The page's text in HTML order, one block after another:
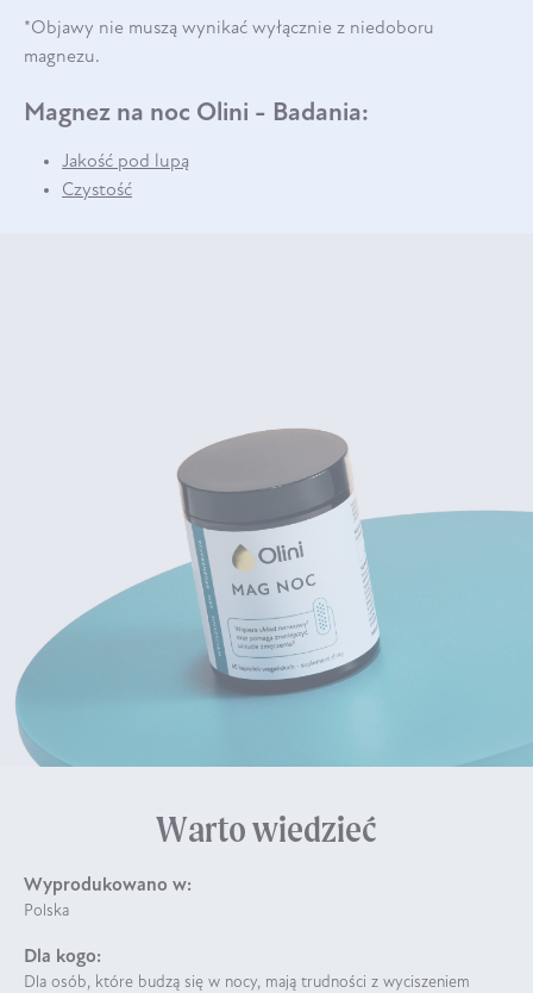
*Objawy nie muszą wynikać wyłącznie z niedoboru
magnezu.
Magnez na noc Olini - Badania:
Jakość pod lupą
Czystość
Warto wiedzieć
Wyprodukowano w:
Polska
Dla kogo:
Dla osób, które budzą się w nocy, mają trudności z wyciszeniem